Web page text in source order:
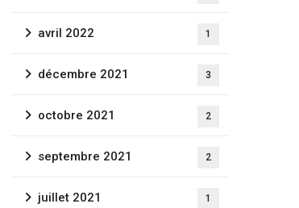
avril 2022 1
décembre 2021 3
octobre 2021 2
septembre 2021 2
juillet 2021 1